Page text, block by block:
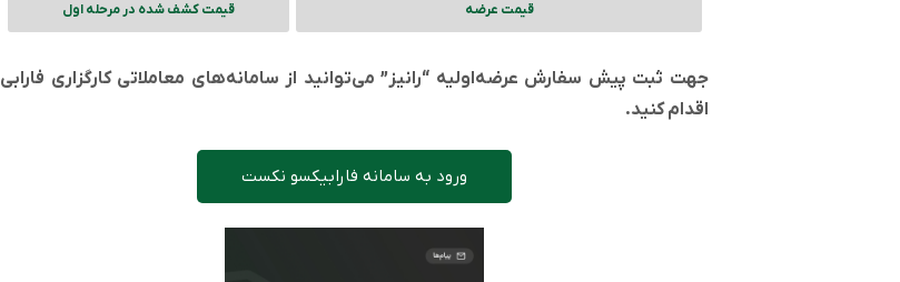
قیمت عرضه قیمت کشف شده در مرحله اول
جهت ثبت پیش سفارش عرضه‌اولیه “رانیز” می‌توانید از سامانه‌های معاملاتی کارگزاری فارابی
اقدام کنید.
ورود به سامانه فارابیکسو نکست